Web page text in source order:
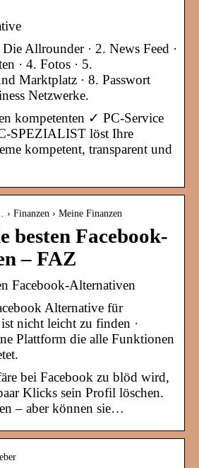
Allrounder · 2. News Feed ·
· 4. Fotos · 5.
Marktplatz · 8. Passwort
Netzwerke.
kompetenten ✓ PC-Service
SPEZIALIST löst Ihre
kompetent, transparent und
Finanzen › Meine Finanzen
besten Facebook-
– FAZ
Facebook-Alternativen
Alternative für
nicht leicht zu finden ·
Plattform die alle Funktionen
bei Facebook zu blöd wird,
Klicks sein Profil löschen.
– aber können sie…